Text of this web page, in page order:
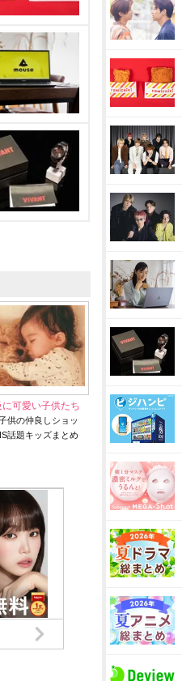
に可愛い子供たち
供の仲良しショッ
話題キッズまとめ